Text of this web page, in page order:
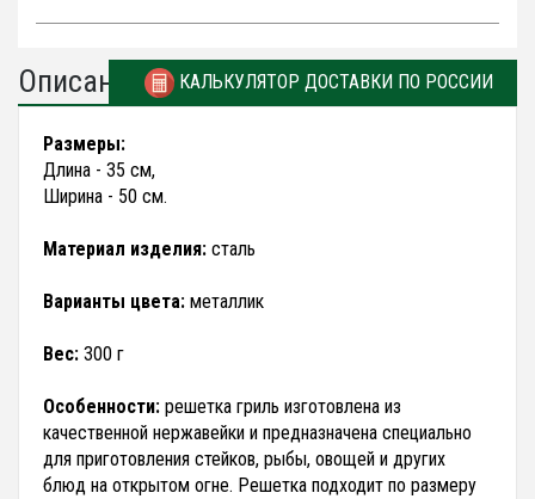
Описание КАЛЬКУЛЯТОР ДОСТАВКИ ПО РОССИИ
Размеры:
Длина - 35 см,
Ширина - 50 см.
Материал изделия: сталь
Варианты цвета: металлик
Вес: 300 г
Особенности: решетка гриль изготовлена из
качественной нержавейки и предназначена специально
для приготовления стейков, рыбы, овощей и других
блюд на открытом огне. Решетка подходит по размеру